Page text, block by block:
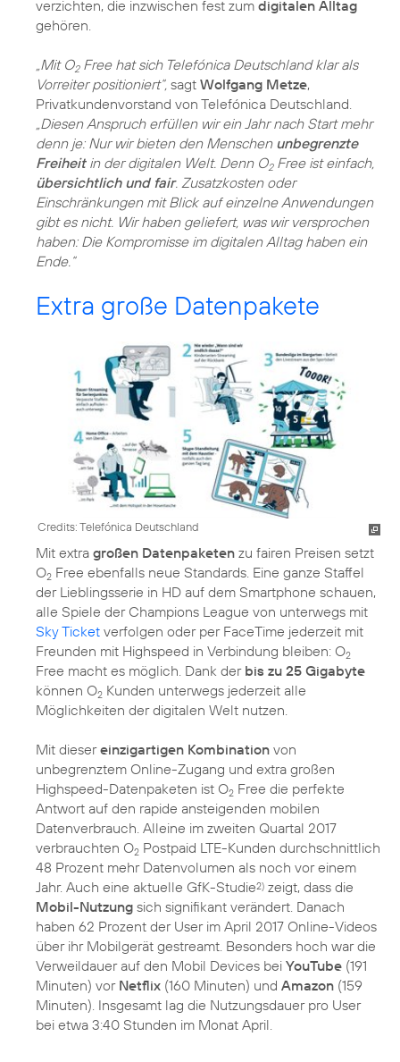
verzichten, die inzwischen fest zum digitalen Alltag
gehören.
„Mit O2Free hat sich Telefónica Deutschland klar als
Vorreiter positioniert“, sagt Wolfgang Metze,
Privatkundenvorstand von Telefónica Deutschland.
„Diesen Anspruch erfüllen wir ein Jahr nach Start mehr
denn je: Nur wir bieten den Menschen unbegrenzte
Freiheitin der digitalen Welt. Denn O2Free ist einfach,
übersichtlich und fair. Zusatzkosten oder
Einschränkungen mit Blick auf einzelne Anwendungen
gibt es nicht. Wir haben geliefert, was wir versprochen
haben: Die Kompromisse im digitalen Alltag haben ein
Ende.“
Extra große Datenpakete
Credits: Telefónica Deutschland
Mit extra großen Datenpaketen zu fairen Preisen setzt
O2 Free ebenfalls neue Standards. Eine ganze Staffel
der Lieblingsserie in HD auf dem Smartphone schauen,
alle Spiele der Champions League von unterwegs mit
Sky Ticket verfolgen oder per FaceTime jederzeit mit
Freunden mit Highspeed in Verbindung bleiben: O2
Free macht es möglich. Dank der bis zu 25 Gigabyte
können O2 Kunden unterwegs jederzeit alle
Möglichkeiten der digitalen Welt nutzen.
Mit diesereinzigartigen Kombination von
unbegrenztem Online-Zugang und extra großen
Highspeed-Datenpaketen ist O2 Free die perfekte
Antwort auf den rapide ansteigenden mobilen
Datenverbrauch. Alleine im zweiten Quartal 2017
verbrauchten O2 Postpaid LTE-Kunden durchschnittlich
48 Prozent mehr Datenvolumen als noch vor einem
Jahr. Auch eine aktuelle GfK-Studie2) zeigt, dass die
Mobil-Nutzung sich signifikant verändert. Danach
haben 62 Prozent der User im April 2017 Online-Videos
über ihr Mobilgerät gestreamt. Besonders hoch war die
Verweildauer auf den Mobil Devices bei YouTube (191
Minuten) vor Netflix (160 Minuten) und Amazon (159
Minuten). Insgesamt lag die Nutzungsdauer pro User
bei etwa 3:40 Stunden im Monat April.